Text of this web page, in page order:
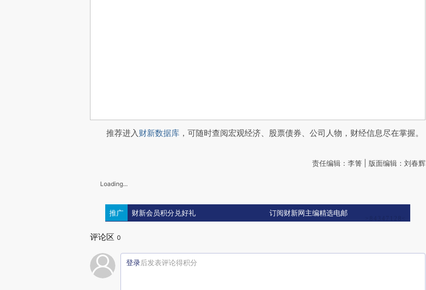
推荐进入财新数据库 ，可随时查阅宏观经济、股票债券、公司人物，财经信息尽在掌握。
责任编辑：李箐 | 版面编辑：刘春辉
Loading...
推广 财新会员积分兑好礼 订阅财新网主编精选电邮
评论区 0
登录后发表评论得积分